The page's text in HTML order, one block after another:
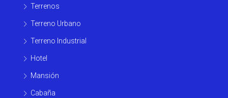
Terrenos
Terreno Urbano
Terreno Industrial
Hotel
Mansión
Cabaña